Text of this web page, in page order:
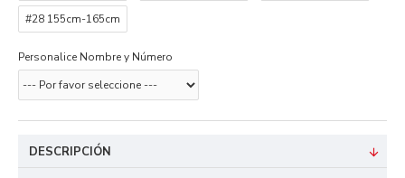
#28 155cm-165cm
Personalice Nombre y Número
DESCRIPCIÓN